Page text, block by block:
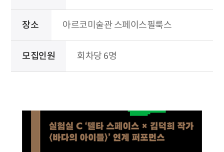
장소 아르코미술관 스페이스필룩스
모집인원 회차당 6명